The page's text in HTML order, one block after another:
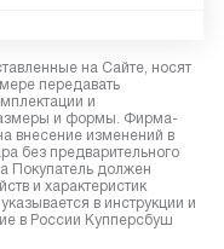
на Сайте, носят
передавать
и
и формы. Фирма-
внесение изменений в
без предварительного
Покупатель должен
и характеристик
в инструкции и
в России Купперсбуш